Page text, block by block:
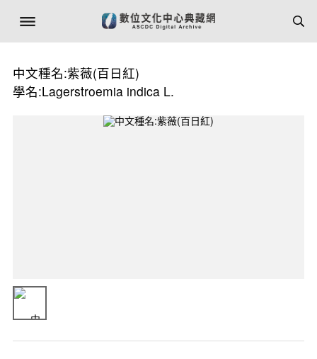
中文種名:紫薇(百日紅)
學名:Lagerstroemia indica L.